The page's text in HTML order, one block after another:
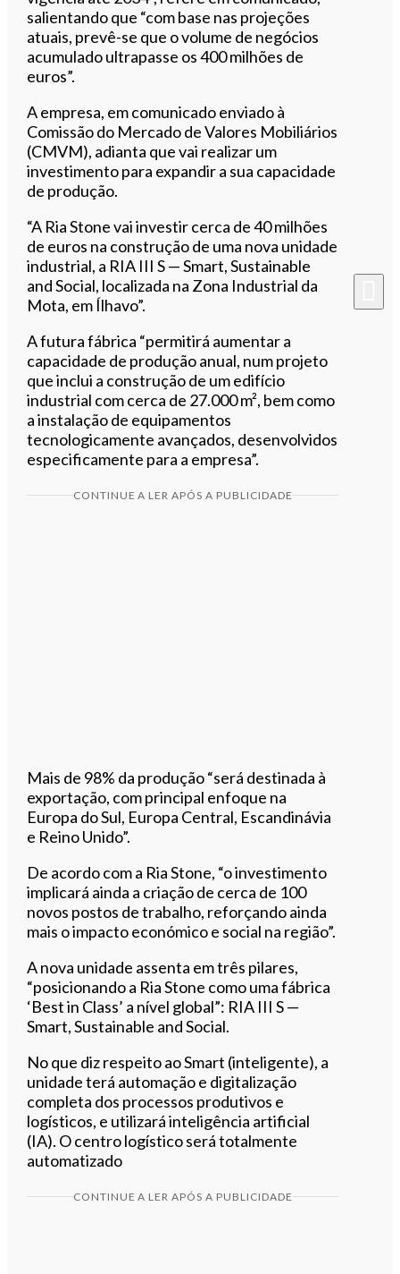
salientando que “com base nas projeções
atuais, prevê-se que o volume de negócios
acumulado ultrapasse os 400 milhões de
euros”.
A empresa, em comunicado enviado à
Comissão do Mercado de Valores Mobiliários
(CMVM), adianta que vai realizar um
investimento para expandir a sua capacidade
de produção.
“A Ria Stone vai investir cerca de 40 milhões
de euros na construção de uma nova unidade
industrial, a RIA III S — Smart, Sustainable
and Social, localizada na Zona Industrial da
Mota, em Ílhavo”.
A futura fábrica “permitirá aumentar a
capacidade de produção anual, num projeto
que inclui a construção de um edifício
industrial com cerca de 27.000 m², bem como
a instalação de equipamentos
tecnologicamente avançados, desenvolvidos
especificamente para a empresa”.
CONTINUE A LER APÓS A PUBLICIDADE
Mais de 98% da produção “será destinada à
exportação, com principal enfoque na
Europa do Sul, Europa Central, Escandinávia
e Reino Unido”.
De acordo com a Ria Stone, “o investimento
implicará ainda a criação de cerca de 100
novos postos de trabalho, reforçando ainda
mais o impacto económico e social na região”.
A nova unidade assenta em três pilares,
“posicionando a Ria Stone como uma fábrica
‘Best in Class’ a nível global”: RIA III S —
Smart, Sustainable and Social.
No que diz respeito ao Smart (inteligente), a
unidade terá automação e digitalização
completa dos processos produtivos e
logísticos, e utilizará inteligência artificial
(IA). O centro logístico será totalmente
automatizado
CONTINUE A LER APÓS A PUBLICIDADE